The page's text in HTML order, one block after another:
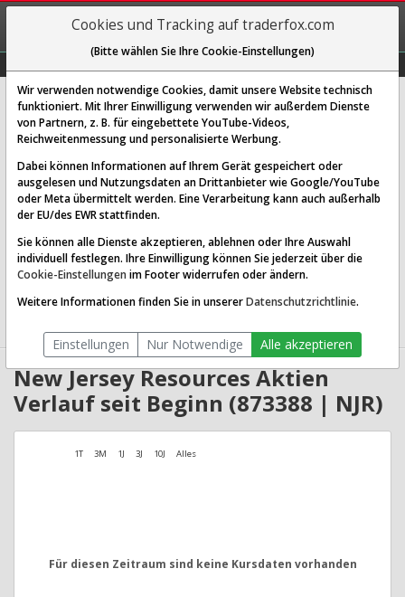
REGIS-
TRIEREN
New Jersey Resources Corp
[NJR | WKN 873388 | ISIN US6460251068]
54,991 $ 0,96 %
Echtzeit-Aktienkurs 07.08.2026 19:58 Uhr
BID:54,818 $
Website:
Sektor:
Utilities / Utilities - Regulated Gas
5.53 Mrd. USD
Anzahl
101,467,944
New Jersey Resources Aktien
Verlauf seit Beginn (873388 | NJR)
1T 3M 1J 3J 10J Alles
Für diesen Zeitraum sind keine Kursdaten vorhanden
Cookies und Tracking auf traderfox.com
(Bitte wählen Sie Ihre Cookie-Einstellungen)
Wir verwenden notwendige Cookies, damit unsere Website technisch
funktioniert. Mit Ihrer Einwilligung verwenden wir außerdem Dienste
von Partnern, z. B. für eingebettete YouTube-Videos,
Reichweitenmessung und personalisierte Werbung.
Dabei können Informationen auf Ihrem Gerät gespeichert oder
ausgelesen und Nutzungsdaten an Drittanbieter wie Google/YouTube
oder Meta übermittelt werden. Eine Verarbeitung kann auch außerhalb
der EU/des EWR stattfinden.
Sie können alle Dienste akzeptieren, ablehnen oder Ihre Auswahl
individuell festlegen. Ihre Einwilligung können Sie jederzeit über die
Cookie-Einstellungen im Footer widerrufen oder ändern.
Weitere Informationen finden Sie in unsererDatenschutzrichtlinie.
Einstellungen Nur Notwendige Alle akzeptieren